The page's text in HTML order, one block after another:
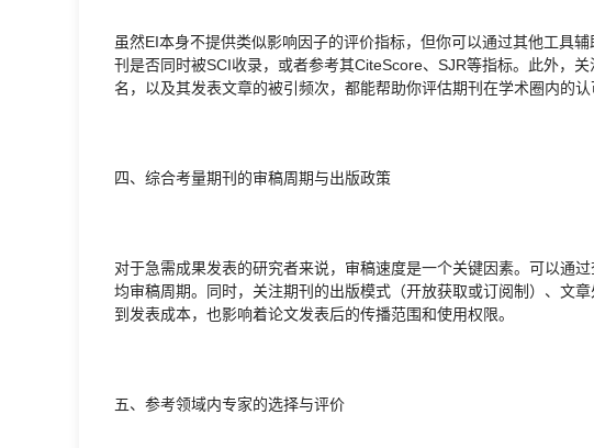
虽然EI本身不提供类似影响因子的评价指标，但你可以通过其他工具
刊是否同时被SCI收录，或者参考其CiteScore、SJR等指标。此外，
名，以及其发表文章的被引频次，都能帮助你评估期刊在学术圈内的认
四、综合考量期刊的审稿周期与出版政策
对于急需成果发表的研究者来说，审稿速度是一个关键因素。可以通
均审稿周期。同时，关注期刊的出版模式（开放获取或订阅制）、文
到发表成本，也影响着论文发表后的传播范围和使用权限。
五、参考领域内专家的选择与评价